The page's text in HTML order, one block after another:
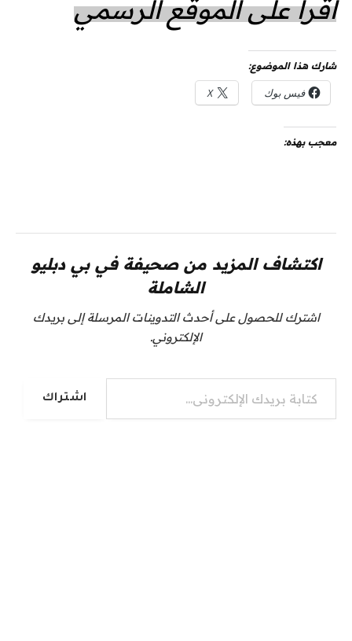
اقرأ على الموقع الرسمي
شارك هذا الموضوع:
فيس بوك X
معجب بهذه:
اكتشاف المزيد من صحيفة في بي دبليو
الشاملة
اشترك للحصول على أحدث التدوينات المرسلة إلى بريدك
الإلكتروني.
كتابة بريدك الإلكتروني...
اشتراك